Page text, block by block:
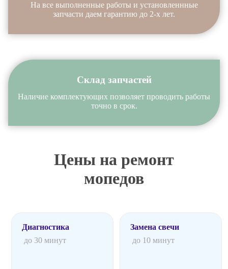
На все выполненные работы и установленнные
запчасти даем гарантию до 2-х лет.
Склад запчастей
Наличие комплектующих позволяет проводить работы
точно в срок.
Цены на ремонт
мопедов
Диагностика
до 30 минут
Замена свечи
до 10 минут